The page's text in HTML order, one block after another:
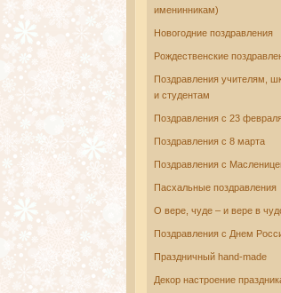
именинникам)
Новогодние поздравления
Рождественские
Поздравления учителям,
и студентам
Поздравления с 23
Поздравления с 8 марта
Поздравления с
Пасхальные поздравления
О вере, чуде – и вере в
Поздравления с Днем
Праздничный hand-made
Декор настроение